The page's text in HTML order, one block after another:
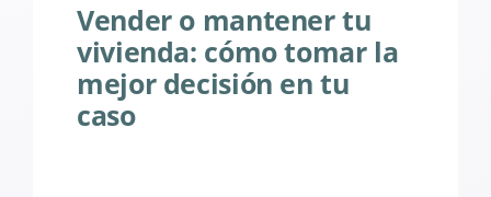
Vender o mantener tu
vivienda: cómo tomar la
mejor decisión en tu
caso